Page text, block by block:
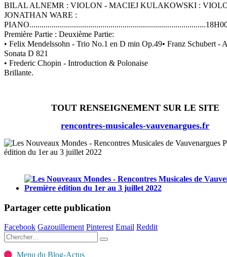
BILAL ALNEMR : VIOLON - MACIEJ KULAKOWSKI :
JONATHAN WARE :
Première Partie : Deuxième Partie:
• Felix Mendelssohn - Trio No.1 en D min Op.49• Franz Schubert -
Sonata D 821
• Frederic Chopin - Introduction & Polonaise
Brillante.
TOUT RENSEIGNEMENT SUR LE SITE
rencontres-musicales-vauvenargues.fr
Partager cette publication
Facebook Gazouillement Pinterest Email Reddit
Menu du Blog-Actus